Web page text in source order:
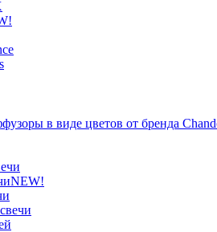
в виде цветов от бренда
NEW!